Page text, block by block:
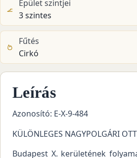
Épület szintjei
3 szintes
Fűtés
Cirkó
Leírás
Azonosító: E-X-9-484
KÜLÖNLEGES NAGYPOLGÁRI
Budapest X. kerületének